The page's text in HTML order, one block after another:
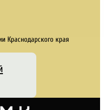
Краснодарского края